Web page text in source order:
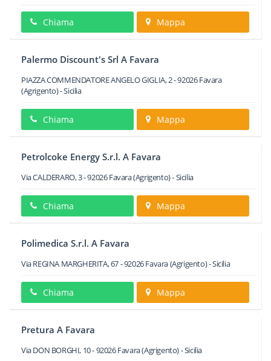
Chiama Mappa
Palermo Discount's Srl A Favara
PIAZZA COMMENDATORE ANGELO GIGLIA, 2-92026Favara
(Agrigento) -Sicilia
Chiama Mappa
Petrolcoke Energy S.r.l. A Favara
Via CALDERARO, 3-92026Favara(Agrigento) -Sicilia
Chiama Mappa
Polimedica S.r.l. A Favara
Via REGINA MARGHERITA, 67-92026Favara(Agrigento) -Sicilia
Chiama Mappa
Pretura A Favara
Via DON BORGHI, 10-92026Favara(Agrigento) -Sicilia